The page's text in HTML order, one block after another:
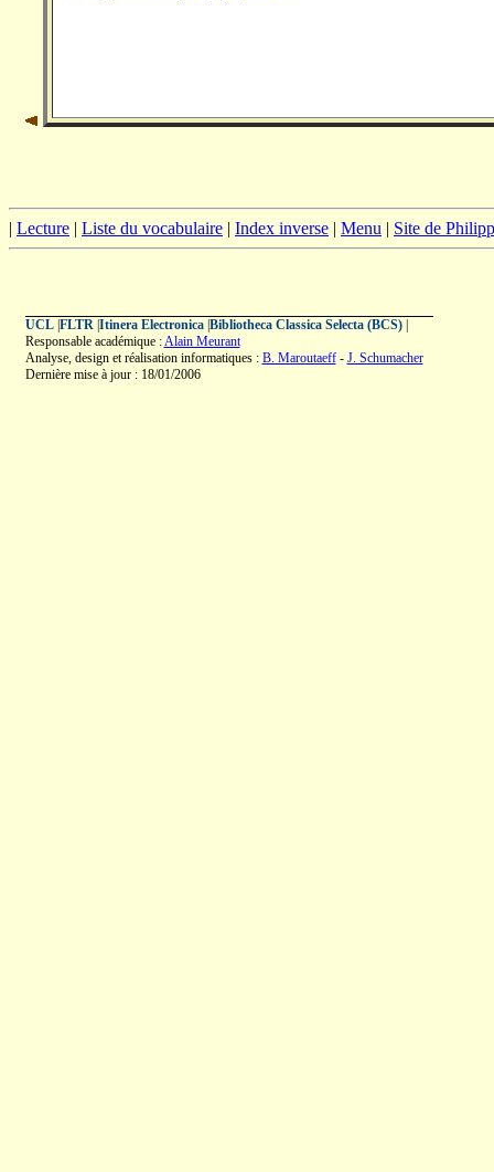
| Lecture | Liste du vocabulaire | Index inverse | Menu | Site de
UCL| FLTR| Itinera Electronica| Bibliotheca Classica Selecta (BCS)|
Responsable académique :Alain Meurant
Analyse, design et réalisation informatiques : B. Maroutaeff- J. Schumacher
Dernière mise à jour : 18/01/2006